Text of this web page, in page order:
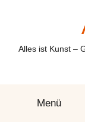
Alles ist Kunst –
Menü